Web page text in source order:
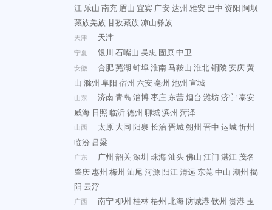
江 乐山 南充 眉山 宜宾 广安达州 雅安 巴中 资阳 阿坝
藏族羌族甘孜藏族凉山彝族
天津 天津
宁夏 银川 石嘴山 吴忠 固原中卫
安徽 合肥芜湖 蚌埠淮南马鞍山 淮北铜陵 安庆黄
山 滁州 阜阳 宿州 六安亳州 池州 宣城
山东 济南青岛 淄博枣庄 东营烟台 潍坊济宁泰安
威海 日照 临沂德州 聊城滨州 菏泽
山西 太原 大同 阳泉 长治晋城朔州 晋中 运城忻州
临汾 吕梁
广东 广州 韶关 深圳 珠海汕头佛山 江门 湛江 茂名
肇庆惠州 梅州 汕尾 河源阳江清远 东莞中山 潮州 揭
阳 云浮
广西 南宁柳州 桂林梧州 北海防城港钦州 贵港 玉